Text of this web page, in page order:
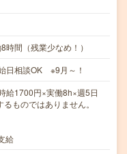
間（残業少なめ！）
日相談OK ※9月～！
1700円×実働8h×週5日
ものではありません。
給